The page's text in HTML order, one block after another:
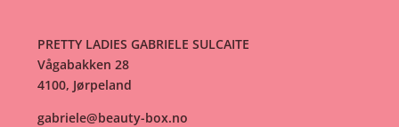
PRETTY LADIES GABRIELE SULCAITE
Vågabakken 28
4100, Jørpeland
gabriele@beauty-box.no